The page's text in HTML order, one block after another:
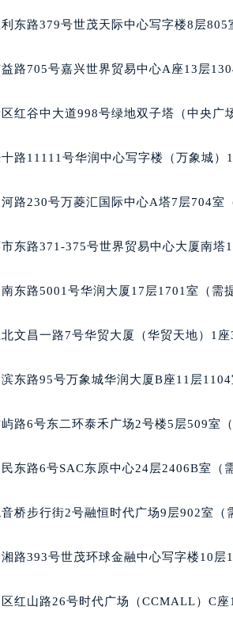
昆明市盘龙区北京路928号同德昆明广场
西安市碑林区南关正街88号华侨城长安
唐山市路南区新华东道100号万达广场
内蒙古自治区呼和浩特市玉泉区大学西
重庆市解放碑渝中区民权路28号英利国
黑龙江省鹤岗市向阳区红军路天梭售后
黑龙江省鸡西市鸡冠区红军路天梭售后服
黑龙江省牡丹江市东安区太平路天梭售后
黑龙江省齐齐哈尔市龙沙区龙华路天梭售
黑龙江省绥化市北林区新华街与康庄路
吉林省白城市洮北区明仁南街天梭售后服
吉林省吉林市船营区河南街天梭售后服务
吉林省梅河口市新华街道梅河大街天梭售
吉林省松原市宁江区五环大街天梭售后
东路379号世茂天际中心写字楼8层805
路705号嘉兴世界贸易中心A座13层
红谷中大道998号绿地双子塔（中央广
路11111号华润中心写字楼（万象城）
路230号万菱汇国际中心A塔7层704室
东路371-375号世界贸易中心大厦南塔
东路5001号华润大厦17层1701室（需
文昌一路7号华贸大厦（华贸天地）1座
东路95号万象城华润大厦B座11层1104
路6号东二环泰禾广场2号楼5层509室（
东路6号SAC东原中心24层2406B室（
桥步行街2号融恒时代广场9层902室（
路393号世茂环球金融中心写字楼10层
红山路26号时代广场（CCMALL）C座